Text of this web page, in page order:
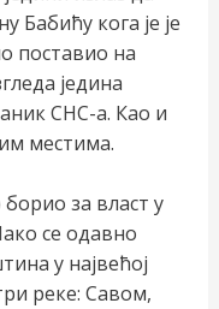
Бабићу кога је је
поставио на
једина
СНС-а. Као и
местима.
за власт у
се одавно
у највећој
реке: Савом,